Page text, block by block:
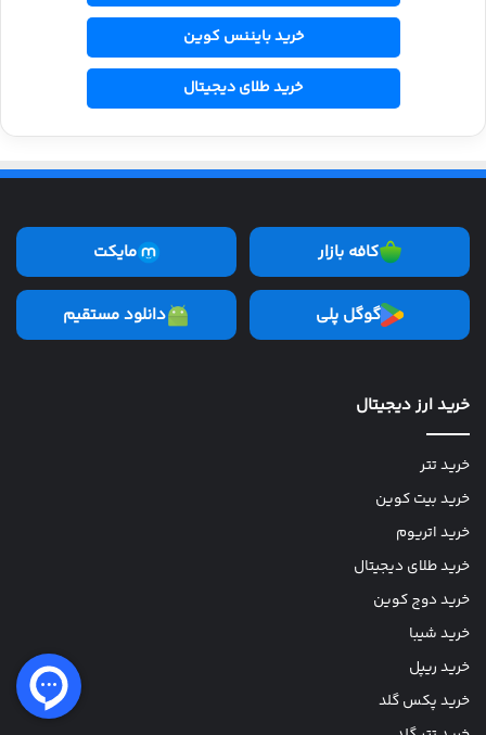
خرید بایننس کوین
خرید طلای دیجیتال
کافه بازار مایکت
گوگل پلی دانلود مستقیم
خرید ارز دیجیتال
خرید تتر
خرید بیت کوین
خرید اتریوم
خرید طلای دیجیتال
خرید دوج کوین
خرید شیبا
خرید ریپل
خرید پکس گلد